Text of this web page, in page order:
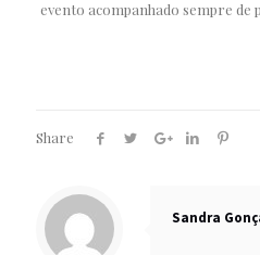
evento acompanhado sempre de
Share
Sandra